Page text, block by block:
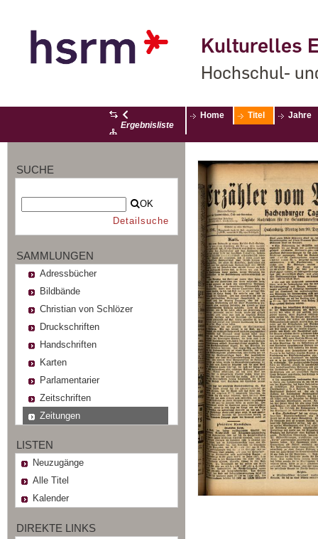
Kulturelles
Hochschul-
Ergebnisliste
Home Titel Jahre
SUCHE
OK
Detailsuche
SAMMLUNGEN
Adressbücher
Bildbände
Christian von Schlözer
Druckschriften
Handschriften
Karten
Parlamentarier
Zeitschriften
Zeitungen
LISTEN
Neuzugänge
Alle Titel
Kalender
DIREKTE LINKS